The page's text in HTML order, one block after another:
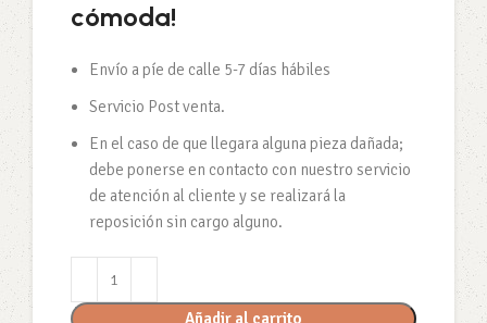
cómoda!
Envío a píe de calle 5-7 días hábiles
Servicio Post venta.
En el caso de que llegara alguna pieza dañada;
debe ponerse en contacto con nuestro servicio
de atención al cliente y se realizará la
reposición sin cargo alguno.
Añadir al carrito